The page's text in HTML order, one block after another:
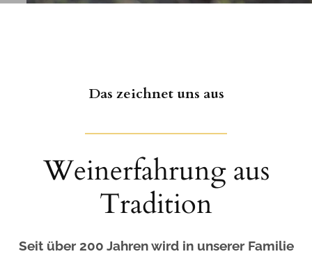
Das zeichnet uns aus
Weinerfahrung aus
Tradition
Seit über 200 Jahren wird in unserer Familie